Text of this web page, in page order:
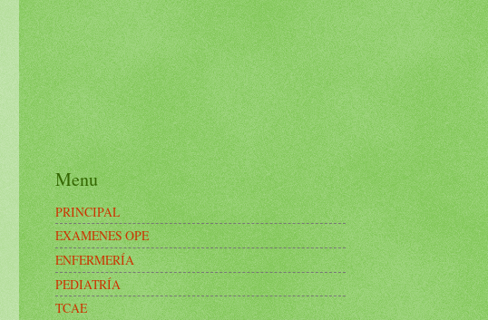
Menu
PRINCIPAL
EXAMENES OPE
ENFERMERÍA
PEDIATRÍA
TCAE